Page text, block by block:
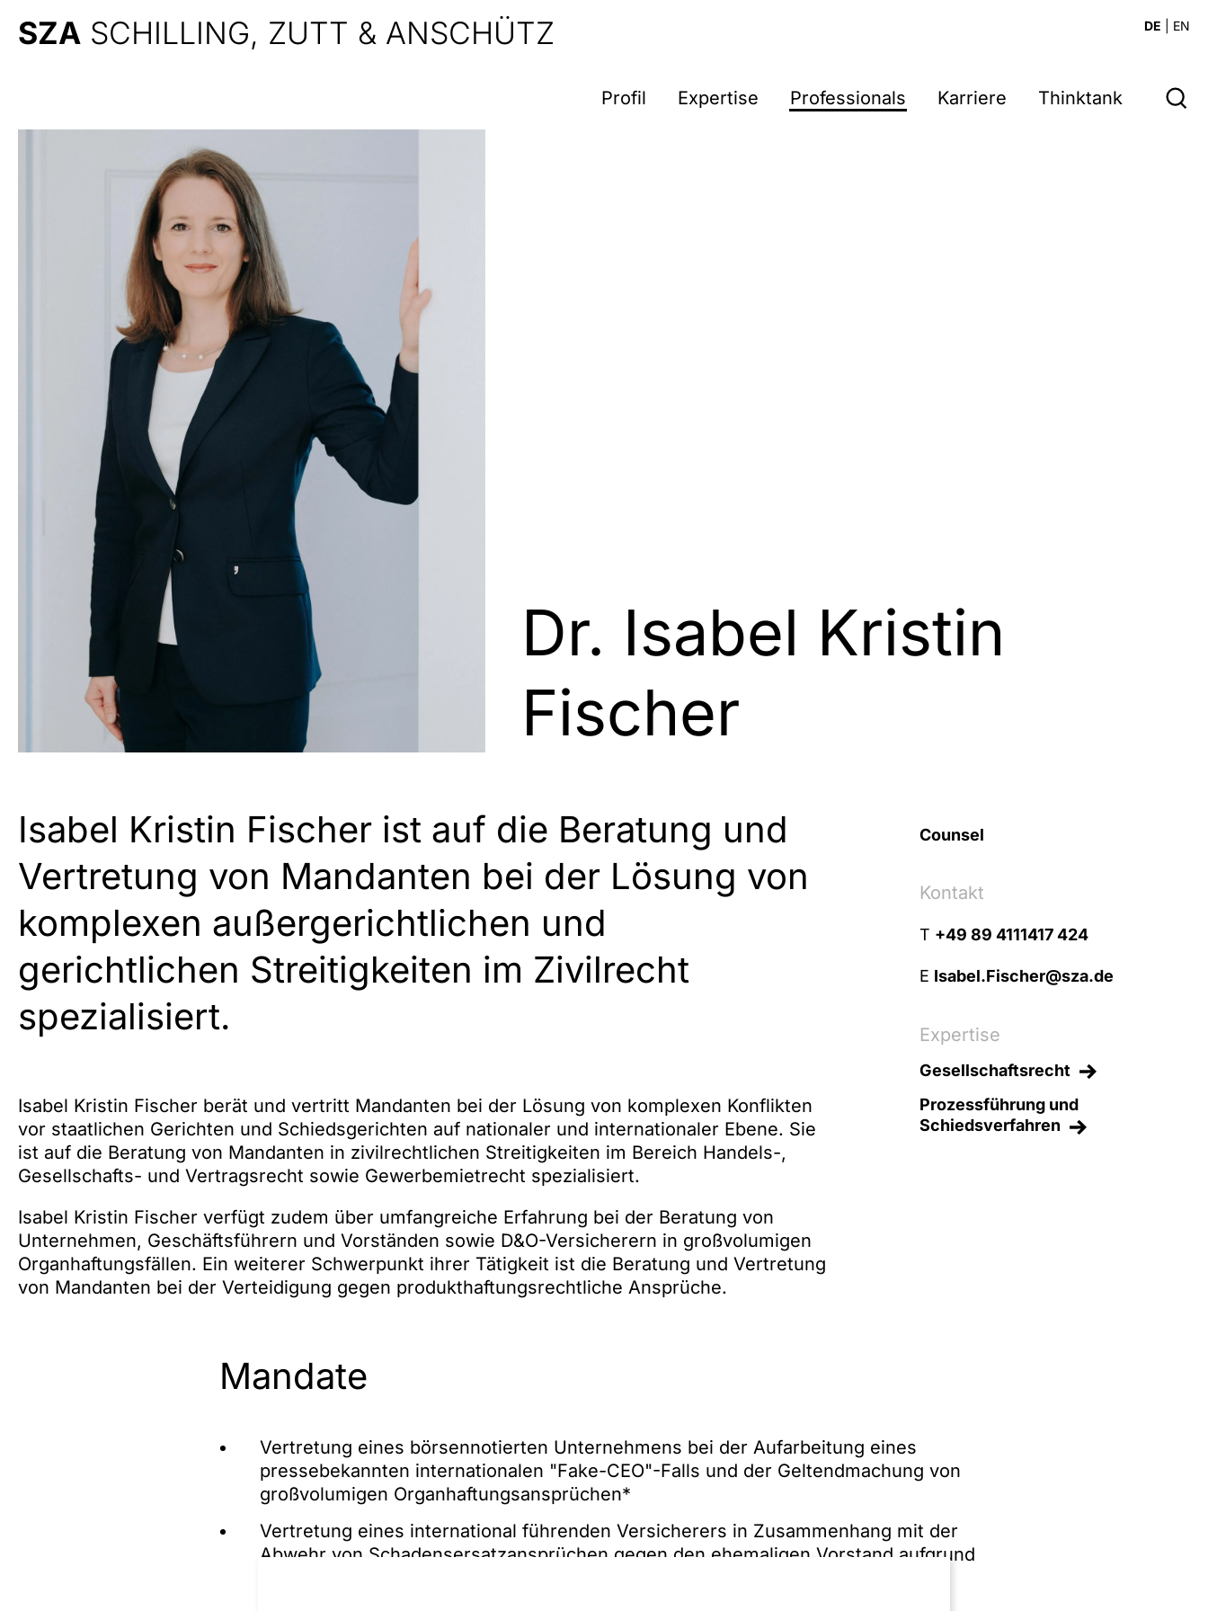
SZA SCHILLING, ZUTT & ANSCHÜTZ DE EN
Profil Expertise Professionals Karriere Thinktank
Dr. Isabel Kristin
Fischer
Isabel Kristin Fischer ist auf die Beratung und
Vertretung von Mandanten bei der Lösung von
komplexen außergerichtlichen und
gerichtlichen Streitigkeiten im Zivilrecht
spezialisiert.
Isabel Kristin Fischer berät und vertritt Mandanten bei der Lösung von komplexen Konflikten
vor staatlichen Gerichten und Schiedsgerichten auf nationaler und internationaler Ebene. Sie
ist auf die Beratung von Mandanten in zivilrechtlichen Streitigkeiten im Bereich Handels-,
Gesellschafts- und Vertragsrecht sowie Gewerbemietrecht spezialisiert.
Isabel Kristin Fischer verfügt zudem über umfangreiche Erfahrung bei der Beratung von
Unternehmen, Geschäftsführern und Vorständen sowie D&O-Versicherern in großvolumigen
Organhaftungsfällen. Ein weiterer Schwerpunkt ihrer Tätigkeit ist die Beratung und Vertretung
von Mandanten bei der Verteidigung gegen produkthaftungsrechtliche Ansprüche.
Counsel
Kontakt
T +49 89 4111417 424
E Isabel.Fischer@sza.de
Expertise
Gesellschaftsrecht
Prozessführung und
Schiedsverfahren
Mandate
Vertretung eines börsennotierten Unternehmens bei der Aufarbeitung eines
pressebekannten internationalen "Fake-CEO"-Falls und der Geltendmachung von
großvolumigen Organhaftungsansprüchen*
Vertretung eines international führenden Versicherers in Zusammenhang mit der
Abwehr von Schadensersatzansprüchen gegen den ehemaligen Vorstand aufgrund